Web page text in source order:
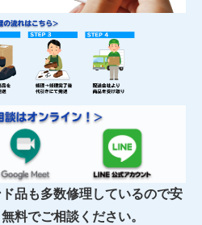
品も多数修理しているので安
料でご相談ください。